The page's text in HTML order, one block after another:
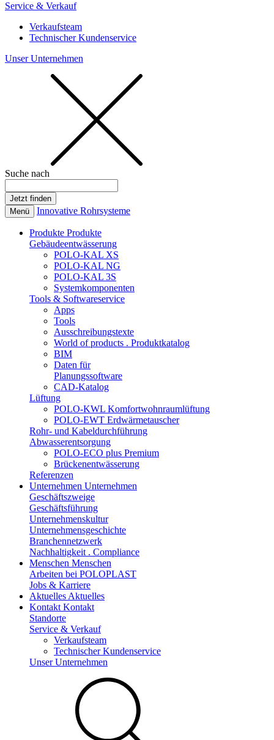
Service & Verkauf
Verkaufsteam
Technischer Kundenservice
Unser Unternehmen
Suche nach
Menü Innovative Rohrsysteme
Produkte Produkte
Gebäudeentwässerung
POLO-KAL XS
POLO-KAL NG
POLO-KAL 3S
Systemkomponenten
Tools & Softwareservice
Apps
Tools
Ausschreibungstexte
World of products . Produktkatalog
BIM
Daten für
Planungssoftware
CAD-Katalog
Lüftung
POLO-KWL Komfortwohnraumlüftung
POLO-EWT Erdwärmetauscher
Rohr- und Kabeldurchführung
Abwasserentsorgung
POLO-ECO plus Premium
Brückenentwässerung
Referenzen
Unternehmen Unternehmen
Geschäftszweige
Geschäftsführung
Unternehmenskultur
Unternehmensgeschichte
Branchennetzwerk
Nachhaltigkeit . Compliance
Menschen Menschen
Arbeiten bei POLOPLAST
Jobs & Karriere
Aktuelles Aktuelles
Kontakt Kontakt
Standorte
Service & Verkauf
Verkaufsteam
Technischer Kundenservice
Unser Unternehmen